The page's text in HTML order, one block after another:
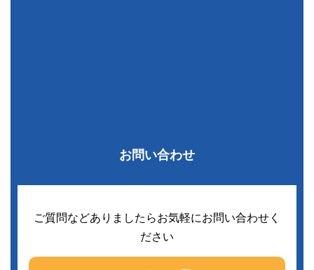
お問い合わせ
ご質問などありましたらお気軽にお問い合わせく
ださい